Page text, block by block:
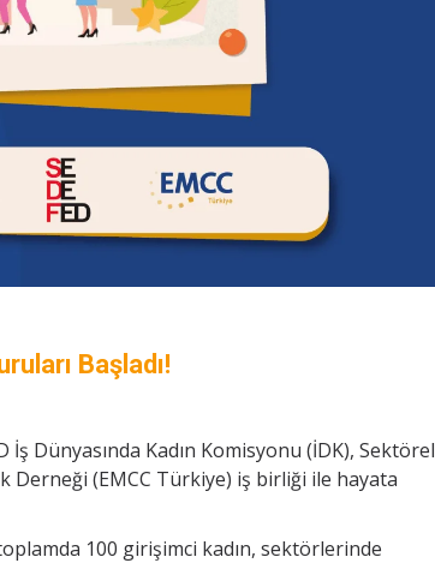
Başladı!
Dünyasında Kadın Komisyonu (İDK), Sektörel
Derneği (EMCC Türkiye) iş birliği ile hayata
100 girişimci kadın, sektörlerinde